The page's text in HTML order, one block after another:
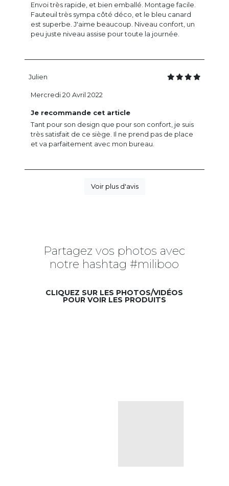
Envoi très rapide, et bien emballé. Montage facile.
Fauteuil très sympa côté déco, et le bleu canard
est superbe. J'aime beaucoup. Niveau confort, un
peu juste niveau assise pour toute la journée.
Julien
Je recommande cet article
Tant pour son design que pour son confort, je suis
très satisfait de ce siège. Il ne prend pas de place
et va parfaitement avec mon bureau.
Mercredi 20 Avril 2022
Voir plus d'avis
Partagez vos photos avec
notre hashtag #miliboo
CLIQUEZ SUR LES PHOTOS/VIDÉOS
POUR VOIR LES PRODUITS